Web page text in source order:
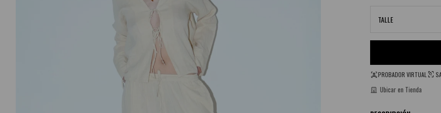
TALLE
PROBADOR VIRTUAL
Ubicar en Tienda